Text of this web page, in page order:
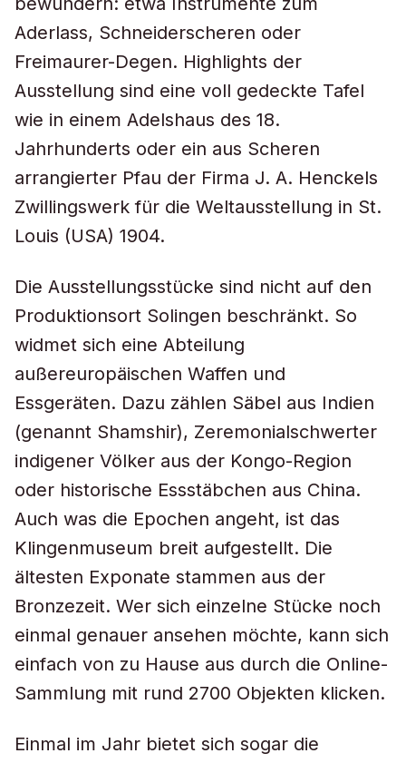
Aderlass, Schneiderscheren oder
Freimaurer-Degen. Highlights der
Ausstellung sind eine voll gedeckte Tafel
wie in einem Adelshaus des 18.
Jahrhunderts oder ein aus Scheren
arrangierter Pfau der Firma J. A. Henckels
Zwillingswerk für die Weltausstellung in St.
Louis (USA) 1904.
Die Ausstellungsstücke sind nicht auf den
Produktionsort Solingen beschränkt. So
widmet sich eine Abteilung
außereuropäischen Waffen und
Essgeräten. Dazu zählen Säbel aus Indien
(genannt Shamshir), Zeremonialschwerter
indigener Völker aus der Kongo-Region
oder historische Essstäbchen aus China.
Auch was die Epochen angeht, ist das
Klingenmuseum breit aufgestellt. Die
ältesten Exponate stammen aus der
Bronzezeit. Wer sich einzelne Stücke noch
einmal genauer ansehen möchte, kann sich
einfach von zu Hause aus durch die Online-
Sammlung mit rund 2700 Objekten klicken.
Einmal im Jahr bietet sich sogar die